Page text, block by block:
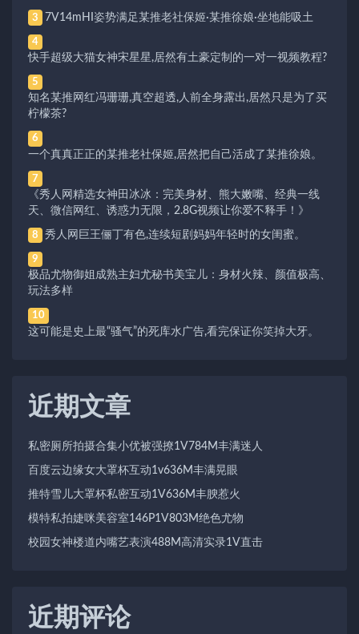
3 7V14mHI姿势满足某推老社保姬·某推徐娘·坐地能吸土
4
快手超级大猫女神宋星星,居然有土豪定制的一对一视频教程?
5
知名某推网红冯珊珊,真空超透,人前全身露出,居然只是为了买
柠檬茶?
6
一个真真正正的某推老社保姬,居然把自己活成了某推徐娘。
7
《秀人网精选女神田冰冰：完美身材、熊大嫩嘴、经典一线
天、微信网红、诱惑力无限，2.8G视频让你爱不释手！》
8 秀人网巨王俪丁有色,连续短剧妈妈年轻时的女闺蜜。
9
极品尤物御姐成熟主妇尤秘书美宝儿：身材火辣、颜值极高、
玩法多样
10
这可能是史上最“骚气”的死库水广告,看完保证你笑掉大牙。
近期文章
私密厕所拍摄合集小优被强撩1V784M丰满迷人
百度云边缘女大罩杯互动1v636M丰满晃眼
推特雪儿大罩杯私密互动1V636M丰腴惹火
模特私拍婕咪美容室146P1V803M绝色尤物
校园女神楼道内嘴艺表演488M高清实录1V直击
近期评论